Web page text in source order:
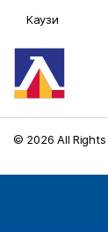
Каузи
© 2026 All Rights